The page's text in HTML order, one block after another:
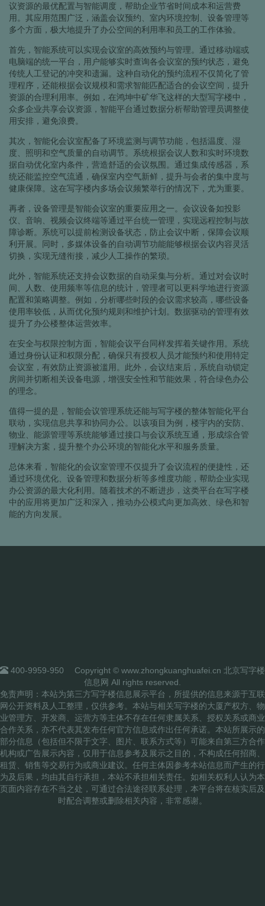
议资源的最优配置与智能调度，帮助企业节省时间成本和运营费
用。其应用范围广泛，涵盖会议预约、室内环境控制、设备管理等
多个方面，极大地提升了办公空间的利用率和员工的工作体验。
首先，智能系统可以实现会议室的高效预约与管理。通过移动端或
电脑端的统一平台，用户能够实时查询各会议室的预约状态，避免
传统人工登记的冲突和遗漏。这种自动化的预约流程不仅简化了管
理程序，还能根据会议规模和需求智能匹配适合的会议空间，提升
资源的合理利用率。例如，在鸿坤中矿华飞这样的大型写字楼中，
众多企业共享会议资源，智能平台通过数据分析帮助管理员调整使
用安排，避免浪费。
其次，智能化会议室配备了环境监测与调节功能，包括温度、湿
度、照明和空气质量的自动调节。系统根据会议人数和实时环境数
据自动优化室内条件，营造舒适的会议氛围。通过集成传感器，系
统还能监控空气流通，确保室内空气新鲜，提升与会者的集中度与
健康保障。这在写字楼内多场会议频繁举行的情况下，尤为重要。
再者，设备管理是智能会议室的重要应用之一。会议设备如投影
仪、音响、视频会议终端等通过平台统一管理，实现远程控制与故
障诊断。系统可以提前检测设备状态，防止会议中断，保障会议顺
利开展。同时，多媒体设备的自动调节功能能够根据会议内容灵活
切换，实现无缝衔接，减少人工操作的繁琐。
此外，智能系统还支持会议数据的自动采集与分析。通过对会议时
间、人数、使用频率等信息的统计，管理者可以更科学地进行资源
配置和策略调整。例如，分析哪些时段的会议需求较高，哪些设备
使用率较低，从而优化预约规则和维护计划。数据驱动的管理有效
提升了办公楼整体运营效率。
在安全与权限控制方面，智能会议平台同样发挥着关键作用。系统
通过身份认证和权限分配，确保只有授权人员才能预约和使用特定
会议室，有效防止资源被滥用。此外，会议结束后，系统自动锁定
房间并切断相关设备电源，增强安全性和节能效果，符合绿色办公
的理念。
值得一提的是，智能会议管理系统还能与写字楼的整体智能化平台
联动，实现信息共享和协同办公。以该项目为例，楼宇内的安防、
物业、能源管理等系统能够通过接口与会议系统互通，形成综合管
理解决方案，提升整个办公环境的智能化水平和服务质量。
总体来看，智能化的会议室管理不仅提升了会议流程的便捷性，还
通过环境优化、设备管理和数据分析等多维度功能，帮助企业实现
办公资源的最大化利用。随着技术的不断进步，这类平台在写字楼
中的应用将更加广泛和深入，推动办公模式向更加高效、绿色和智
能的方向发展。
400-9959-950
Copyright © www.zhongkuanghuafei.cn 北京写字楼
信息网 All rights reserved.
免责声明：本站为第三方写字楼信息展示平台，所提供的信息来源于互联
网公开资料及人工整理，仅供参考。本站与相关写字楼的大厦产权方、物
业管理方、开发商、运营方等主体不存在任何隶属关系、授权关系或商业
合作关系，亦不代表其发布任何官方信息或作出任何承诺。本站所展示的
部分信息（包括但不限于文字、图片、联系方式等）可能来自第三方合作
机构或广告展示内容，仅用于信息参考及展示之目的，不构成任何招商、
租赁、销售等交易行为或商业建议。任何主体因参考本站信息而产生的行
为及后果，均由其自行承担，本站不承担相关责任。如相关权利人认为本
页面内容存在不当之处，可通过合法途径联系处理，本平台将在核实后及
时配合调整或删除相关内容，非常感谢。